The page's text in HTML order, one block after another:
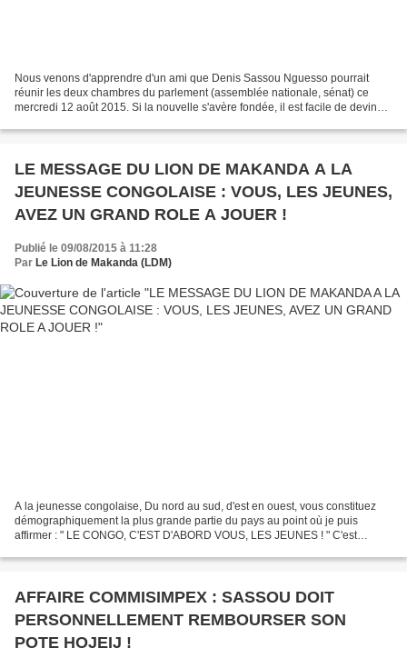
Nous venons d'apprendre d'un ami que Denis Sassou Nguesso pourrait
réunir les deux chambres du parlement (assemblée nationale, sénat) ce
mercredi 12 août 2015. Si la nouvelle s'avère fondée, il est facile de deviner
LE MESSAGE DU LION DE MAKANDA A LA
JEUNESSE CONGOLAISE : VOUS, LES JEUNES,
AVEZ UN GRAND ROLE A JOUER !
Publié le 09/08/2015 à 11:28
Par Le Lion de Makanda (LDM)
A la jeunesse congolaise, Du nord au sud, d'est en ouest, vous constituez
démographiquement la plus grande partie du pays au point où je puis
affirmer : " LE CONGO, C'EST D'ABORD VOUS, LES JEUNES ! " C'est
AFFAIRE COMMISIMPEX : SASSOU DOIT
PERSONNELLEMENT REMBOURSER SON
POTE HOJEIJ !